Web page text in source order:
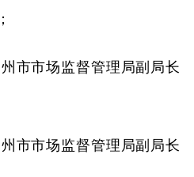
市市场监督管理局副局长
市市场监督管理局副局长